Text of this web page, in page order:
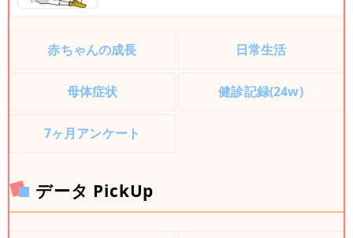
赤ちゃんの成長 日常生活
母体症状 健診記録(24w)
7ヶ月アンケート
データ PickUp